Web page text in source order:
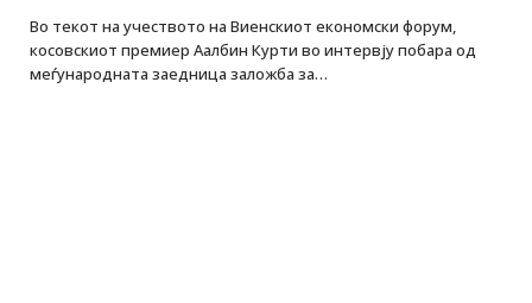
Во текот на учеството на Виенскиот економски форум,
косовскиот премиер Аалбин Курти во интервју побара од
меѓународната заедница заложба за…